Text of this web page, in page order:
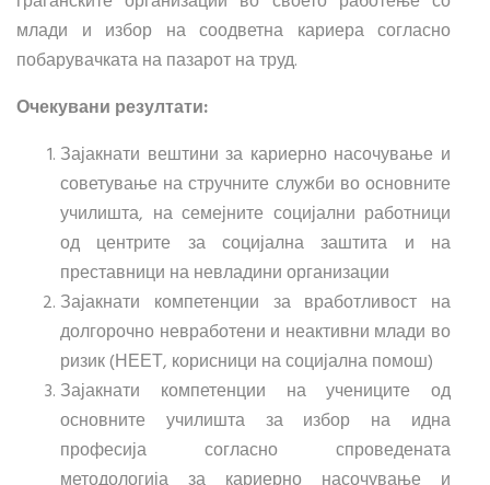
млади и избор на соодветна кариера согласно
побарувачката на пазарот на труд.
Очекувани резултати:
Зајакнати вештини за кариерно насочување и
советување на стручните служби во основните
училишта, на семејните социјални работници
од центрите за социјална заштита и на
преставници на невладини организации
Зајакнати компетенции за вработливост на
долгорочно невработени и неактивни млади во
ризик (НЕЕТ, корисници на социјална помош)
Зајакнати компетенции на учениците од
основните училишта за избор на идна
професија согласно спроведената